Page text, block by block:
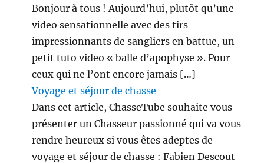
Bonjour à tous ! Aujourd’hui, plutôt qu’une
video sensationnelle avec des tirs
impressionnants de sangliers en battue, un
petit tuto video « balle d’apophyse ». Pour
ceux qui ne l’ont encore jamais […]
Voyage et séjour de chasse
Dans cet article, ChasseTube souhaite vous
présenter un Chasseur passionné qui va vous
rendre heureux si vous êtes adeptes de
voyage et séjour de chasse : Fabien Descout